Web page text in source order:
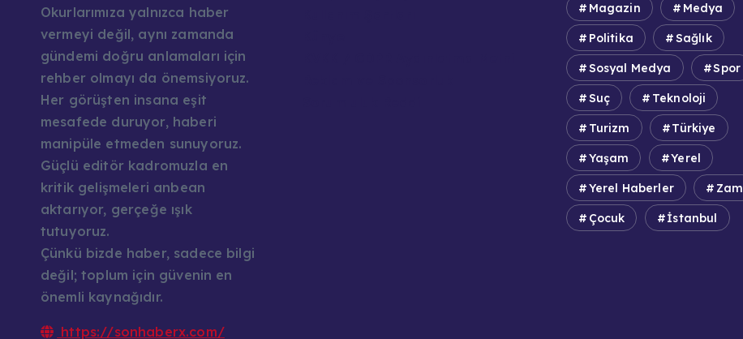
Okurlarımıza yalnızca haber
vermeyi değil, aynı zamanda
gündemi doğru anlamaları için
rehber olmayı da önemsiyoruz.
Her görüşten insana eşit
mesafede duruyor, haberi
manipüle etmeden sunuyoruz.
Güçlü editör kadromuzla en
kritik gelişmeleri anbean
aktarıyor, gerçeğe ışık
tutuyoruz.
Çünkü bizde haber, sadece bilgi
değil; toplum için güvenin en
önemli kaynağıdır.
https://sonhaberx.com/
Magazin Medya
Politika Sağlık
Sosyal Medya Spor
Suç Teknoloji
Turizm Türkiye
Yaşam Yerel
Yerel Haberler Zam
Çocuk İstanbul